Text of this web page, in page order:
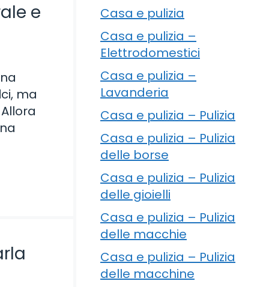
e
ma
Casa e pulizia
Casa e pulizia –
Elettrodomestici
Casa e pulizia –
Lavanderia
Casa e pulizia – Pulizia
Casa e pulizia – Pulizia
delle borse
Casa e pulizia – Pulizia
delle gioielli
Casa e pulizia – Pulizia
delle macchie
Casa e pulizia – Pulizia
delle macchine